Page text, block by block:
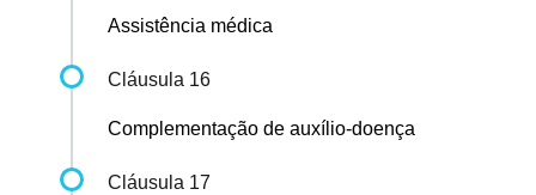
Assistência médica
Cláusula 16
Complementação de auxílio-doença
Cláusula 17